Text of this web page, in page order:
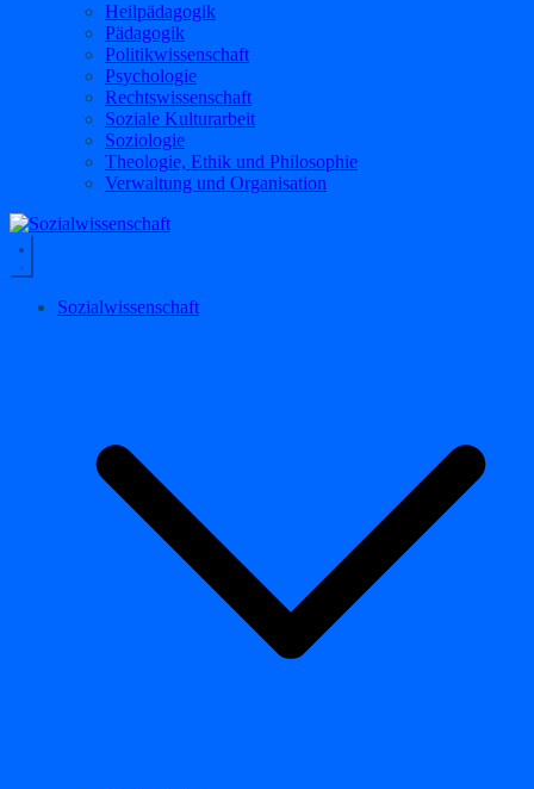
Heilpädagogik
Pädagogik
Politikwissenschaft
Psychologie
Rechtswissenschaft
Soziale Kulturarbeit
Soziologie
Theologie, Ethik und Philosophie
Verwaltung und Organisation
Sozialwissenschaft